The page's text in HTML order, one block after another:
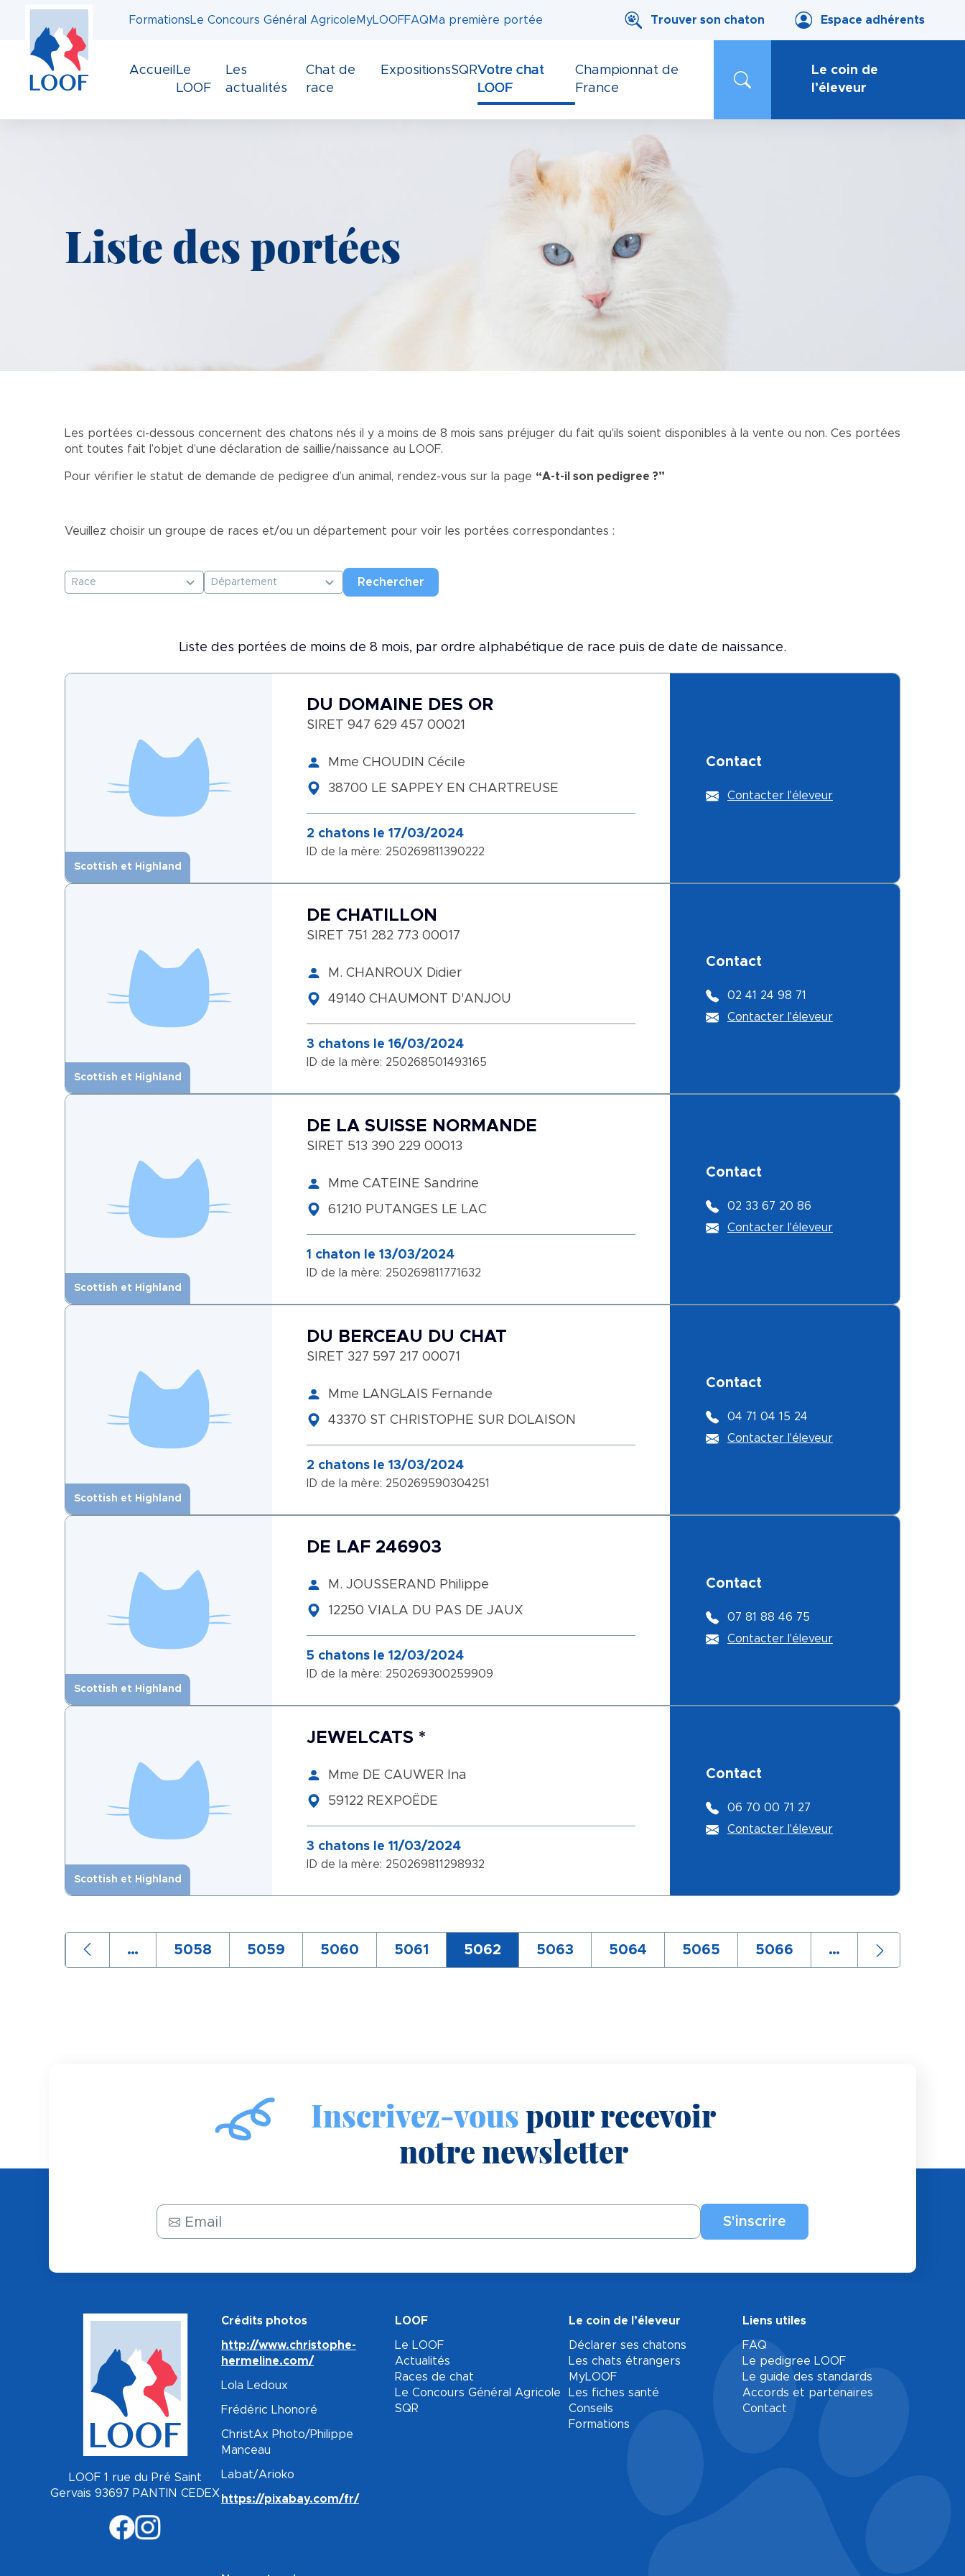
contenu
principal
FormationsLe Concours Général Agricole MyLOOFFAQ Ma première portée Trouver son chaton Espace adhérents
Accueil Le
LOOF
Les
actualités
Chat de
race
ExpositionsSQRVotre chat
LOOF
Championnat de
France
Le coin de
l’éleveur
Liste des portées
Les portées ci-dessous concernent des chatons nés il y a moins de 8 mois sans préjuger du fait qu'ils soient disponibles à la vente ou non. Ces portées
ont toutes fait l’objet d’une déclaration de saillie/naissance au LOOF.
Pour vérifier le statut de demande de pedigree d’un animal, rendez-vous sur la page “A-t-il son pedigree ?”
Veuillez choisir un groupe de races et/ou un département pour voir les portées correspondantes :
Race Département
Liste des portées de moins de 8 mois, par ordre alphabétique de race puis de date de naissance.
Scottish et Highland
DU DOMAINE DES OR
SIRET 947 629 457 00021
Mme CHOUDIN Cécile
38700 LE SAPPEY EN CHARTREUSE
2 chatons le 17/03/2024
ID de la mère: 250269811390222
Contact
Contacter l'éleveur
Scottish et Highland
DE CHATILLON
SIRET 751 282 773 00017
M. CHANROUX Didier
49140 CHAUMONT D'ANJOU
3 chatons le 16/03/2024
ID de la mère: 250268501493165
Contact
02 41 24 98 71
Contacter l'éleveur
Scottish et Highland
DE LA SUISSE NORMANDE
SIRET 513 390 229 00013
Mme CATEINE Sandrine
61210 PUTANGES LE LAC
1 chaton le 13/03/2024
ID de la mère: 250269811771632
Contact
02 33 67 20 86
Contacter l'éleveur
Scottish et Highland
DU BERCEAU DU CHAT
SIRET 327 597 217 00071
Mme LANGLAIS Fernande
43370 ST CHRISTOPHE SUR DOLAISON
2 chatons le 13/03/2024
ID de la mère: 250269590304251
Contact
04 71 04 15 24
Contacter l'éleveur
Scottish et Highland
DE LAF 246903
M. JOUSSERAND Philippe
12250 VIALA DU PAS DE JAUX
5 chatons le 12/03/2024
ID de la mère: 250269300259909
Contact
07 81 88 46 75
Contacter l'éleveur
Scottish et Highland
JEWELCATS *
Mme DE CAUWER Ina
59122 REXPOËDE
3 chatons le 11/03/2024
ID de la mère: 250269811298932
Contact
06 70 00 71 27
Contacter l'éleveur
Pagination
Page
précédente
…
Page
5058 Page
5059 Page
5060 Page
5061
Page
courante
5062 Page
5063 Page
5064 Page
5065 Page
5066 …
Page
suivante
Inscrivez-vouspour recevoir
notre newsletter
LOOF 1 rue du Pré Saint
Gervais 93697 PANTIN CEDEX
Crédits photos
http://www.christophe-
hermeline.com/
Lola Ledoux
Frédéric Lhonoré
ChristAx Photo/Philippe
Manceau
Labat/Arioko
https://pixabay.com/fr/
LOOF
Le LOOF
Actualités
Races de chat
Le Concours Général Agricole
SQR
Le coin de l’éleveur
Déclarer ses chatons
Les chats étrangers
MyLOOF
Les fiches santé
Conseils
Formations
Liens utiles
FAQ
Le pedigree LOOF
Le guide des standards
Accords et partenaires
Contact
Panneau de gestion des cookies